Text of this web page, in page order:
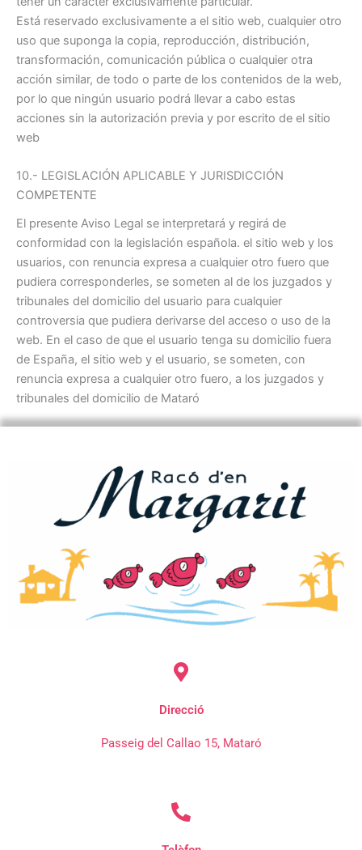
Está reservado exclusivamente a el sitio web, cualquier otro
uso que suponga la copia, reproducción, distribución,
transformación, comunicación pública o cualquier otra
acción similar, de todo o parte de los contenidos de la web,
por lo que ningún usuario podrá llevar a cabo estas
acciones sin la autorización previa y por escrito de el sitio
web
10.- LEGISLACIÓN APLICABLE Y JURISDICCIÓN
COMPETENTE
El presente Aviso Legal se interpretará y regirá de
conformidad con la legislación española. el sitio web y los
usuarios, con renuncia expresa a cualquier otro fuero que
pudiera corresponderles, se someten al de los juzgados y
tribunales del domicilio del usuario para cualquier
controversia que pudiera derivarse del acceso o uso de la
web. En el caso de que el usuario tenga su domicilio fuera
de España, el sitio web y el usuario, se someten, con
renuncia expresa a cualquier otro fuero, a los juzgados y
tribunales del domicilio de Mataró
Direcció
Passeig del Callao 15, Mataró